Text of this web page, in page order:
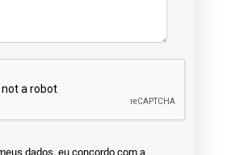
dados, eu concordo com a